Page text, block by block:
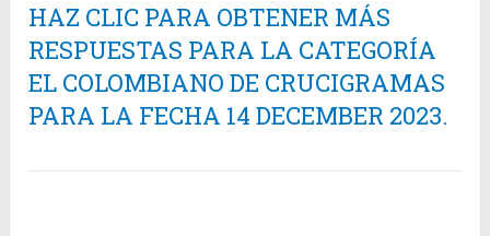
HAZ CLIC PARA OBTENER MÁS
RESPUESTAS PARA LA CATEGORÍA
EL COLOMBIANO DE CRUCIGRAMAS
PARA LA FECHA 14 DECEMBER 2023.